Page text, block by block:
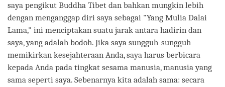
saya pengikut Buddha Tibet dan bahkan mungkin lebih
dengan menganggap diri saya sebagai "Yang Mulia Dalai
Lama," ini menciptakan suatu jarak antara hadirin dan
saya, yang adalah bodoh. Jika saya sungguh-sungguh
memikirkan kesejahteraan Anda, saya harus berbicara
kepada Anda pada tingkat sesama manusia, manusia yang
sama seperti saya. Sebenarnya kita adalah sama: secara